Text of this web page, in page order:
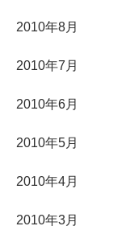
2010年8月
2010年7月
2010年6月
2010年5月
2010年4月
2010年3月